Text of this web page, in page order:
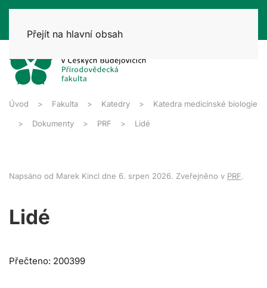
Přejít na hlavní obsah
Úvod Fakulta Katedry Katedra medicínské biologie
Dokumenty PRF Lidé
Napsáno od Marek Kincl dne 6. srpen 2026. Zveřejněno v PRF.
Lidé
Přečteno: 200399